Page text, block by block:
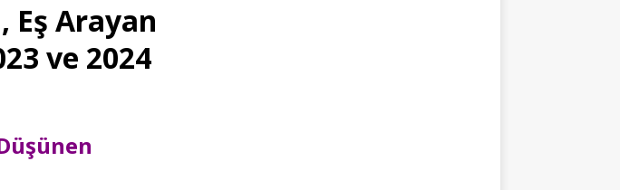
Eş Arayan
ve 2024